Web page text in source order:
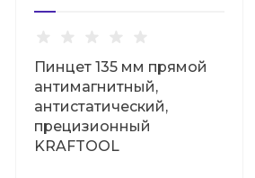
Пинцет 135 мм прямой
антимагнитный,
антистатический,
прецизионный
KRAFTOOL